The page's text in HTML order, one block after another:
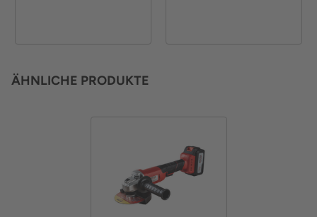
ÄHNLICHE PRODUKTE